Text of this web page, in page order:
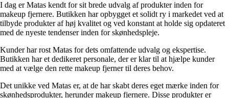
I dag er Matas kendt for sit brede udvalg af produkter inden for
makeup fjernere. Butikken har opbygget et solidt ry i markedet ved at
tilbyde produkter af høj kvalitet og ved konstant at holde sig opdateret
med de nyeste tendenser inden for skønhedspleje.
Kunder har rost Matas for dets omfattende udvalg og ekspertise.
Butikken har et dedikeret personale, der er klar til at hjælpe kunder
med at vælge den rette makeup fjerner til deres behov.
Det unikke ved Matas er, at de har skabt deres eget mærke inden for
skønhedsprodukter, herunder makeup fjernere. Disse produkter er